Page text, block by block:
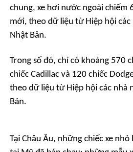
chung, xe hơi nước ngoài chiếm
mới, theo dữ liệu từ Hiệp hội các
Nhật Bản.
Trong số đó, chỉ có khoảng 570
chiếc Cadillac và 120 chiếc
theo dữ liệu từ Hiệp hội các nhà
Bản.
Tại Châu Âu, những chiếc xe